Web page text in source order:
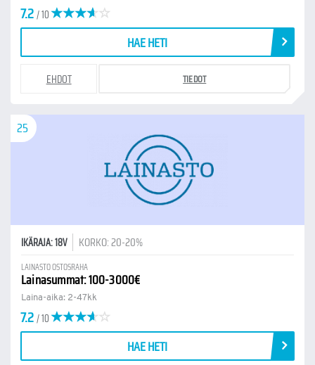
7.2/ 10
HAE HETI
EHDOT TIEDOT
25
IKÄRAJA: 18V KORKO: 20-20%
LAINASTO OSTOSRAHA
Lainasummat: 100-3000€
Laina-aika: 2-47kk
7.2/ 10
HAE HETI